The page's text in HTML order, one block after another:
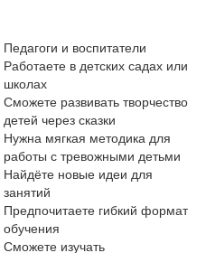
Педагоги и воспитатели
Работаете в детских садах или
школах
Сможете развивать творчество
детей через сказки
Нужна мягкая методика для
работы с тревожными детьми
Найдёте новые идеи для
занятий
Предпочитаете гибкий формат
обучения
Сможете изучать